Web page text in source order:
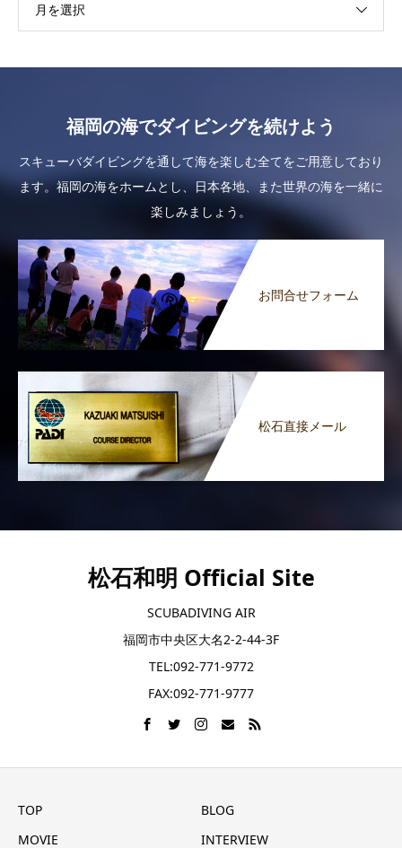
月を選択
福岡の海でダイビングを続けよう
スキューバダイビングを通して海を楽しむ全てをご用意しており
ます。福岡の海をホームとし、日本各地、また世界の海を一緒に
楽しみましょう。
お問合せフォーム
松石直接メール
松石和明 Official Site
SCUBADIVING AIR
福岡市中央区大名2-2-44-3F
TEL:092-771-9772
FAX:092-771-9777
TOP
BLOG
MOVIE
INTERVIEW